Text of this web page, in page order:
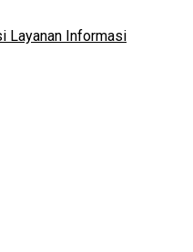
Layanan Informasi